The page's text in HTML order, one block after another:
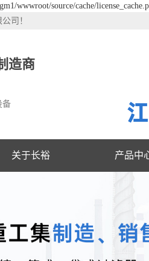
wwwroot/source/cache/
司！
造商
备
关于长裕 产品中